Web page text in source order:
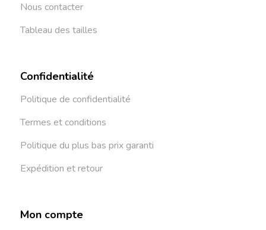
Nous contacter
Tableau des tailles
Confidentialité
Politique de confidentialité
Termes et conditions
Politique du plus bas prix garanti
Expédition et retour
Mon compte